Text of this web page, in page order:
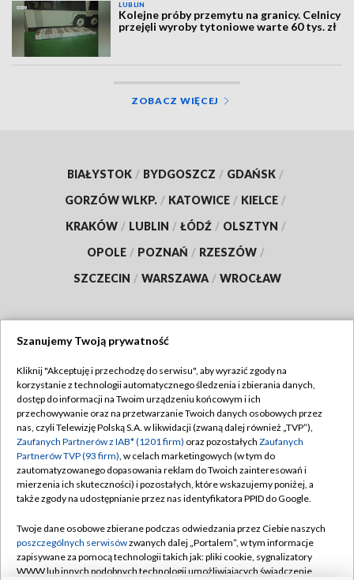
LUBLIN
Kolejne próby przemytu na granicy. Celnicy
przejęli wyroby tytoniowe warte 60 tys. zł
ZOBACZ WIĘCEJ
BIAŁYSTOK / BYDGOSZCZ / GDAŃSK /
GORZÓW WLKP. / KATOWICE / KIELCE /
KRAKÓW / LUBLIN / ŁÓDŹ / OLSZTYN /
OPOLE / POZNAŃ / RZESZÓW /
SZCZECIN / WARSZAWA / WROCŁAW
TVP
Abonament TVP
Emisja w TVP
Centrum informacji TVP
Naziemna Telewizja Cyfrowa
Rada Programowa
System NOS
Regulamin TVP
Polityka prywatności
Moje zgody
Pomoc
Kontakt
Szanujemy Twoją prywatność
Kliknij "Akceptuję i przechodzę do serwisu", aby wyrazić zgody na
korzystanie z technologii automatycznego śledzenia i zbierania danych,
dostęp do informacji na Twoim urządzeniu końcowym i ich
przechowywanie oraz na przetwarzanie Twoich danych osobowych przez
nas, czyli Telewizję Polską S.A. w likwidacji (zwaną dalej również „TVP”),
Zaufanych Partnerów z IAB* (1201 firm) oraz pozostałych Zaufanych
Partnerów TVP (93 firm), w celach marketingowych (w tym do
zautomatyzowanego dopasowania reklam do Twoich zainteresowań i
mierzenia ich skuteczności) i pozostałych, które wskazujemy poniżej, a
także zgody na udostępnianie przez nas identyfikatora PPID do Google.
Twoje dane osobowe zbierane podczas odwiedzania przez Ciebie naszych
poszczególnych serwisówzwanych dalej „Portalem”, w tym informacje
zapisywane za pomocą technologii takich jak: pliki cookie, sygnalizatory
WWW lub innych podobnych technologii umożliwiających świadczenie